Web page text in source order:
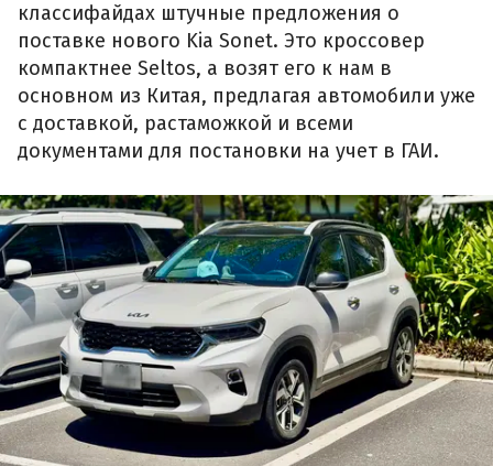
классифайдах штучные предложения о
поставке нового Kia Sonet. Это кроссовер
компактнее Seltos, а возят его к нам в
основном из Китая, предлагая автомобили уже
с доставкой, растаможкой и всеми
документами для постановки на учет в ГАИ.